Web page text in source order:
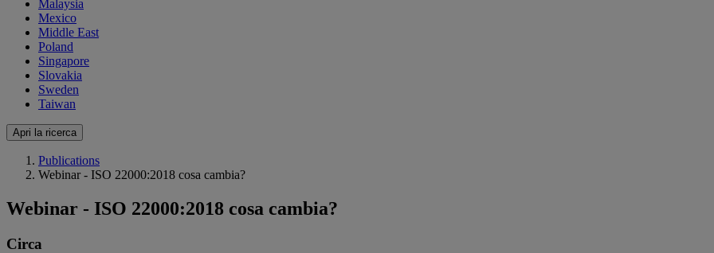
Malaysia
Mexico
Middle East
Poland
Singapore
Slovakia
Sweden
Taiwan
Apri la ricerca
Publications
Webinar - ISO 22000:2018 cosa cambia?
Webinar - ISO 22000:2018 cosa cambia?
Circa